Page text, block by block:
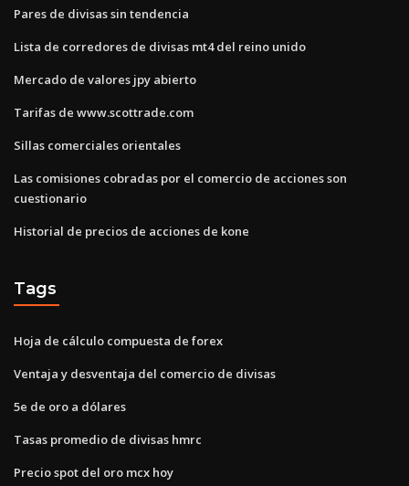
Pares de divisas sin tendencia
Lista de corredores de divisas mt4 del reino unido
Mercado de valores jpy abierto
Tarifas de www.scottrade.com
Sillas comerciales orientales
Las comisiones cobradas por el comercio de acciones son
cuestionario
Historial de precios de acciones de kone
Tags
Hoja de cálculo compuesta de forex
Ventaja y desventaja del comercio de divisas
5e de oro a dólares
Tasas promedio de divisas hmrc
Precio spot del oro mcx hoy